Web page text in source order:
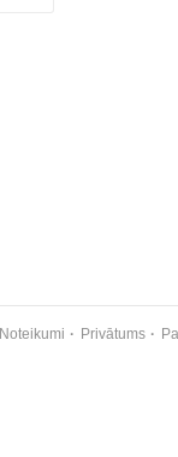
Noteikumi Privātums